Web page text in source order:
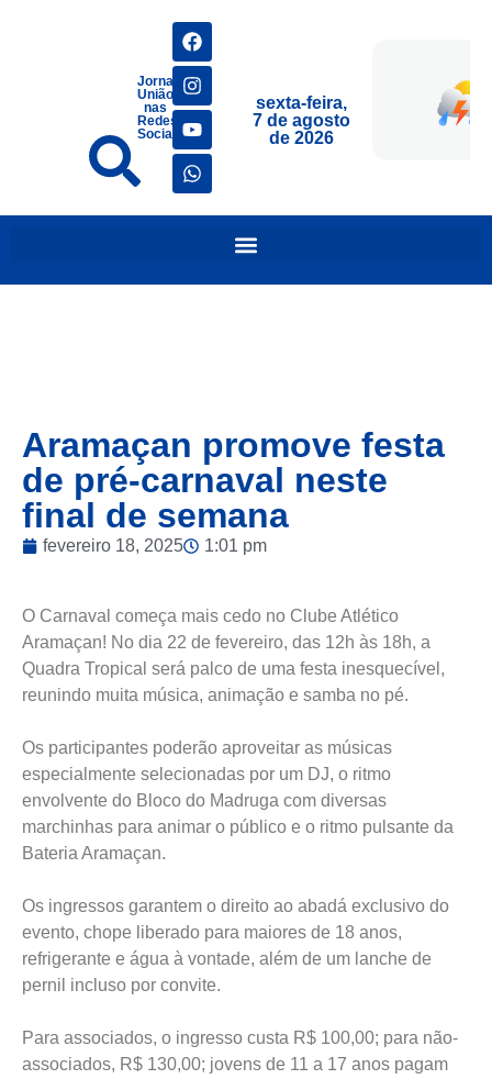
Jornais
União
nas
Redes
Sociais
sexta-feira,
7 de agosto
de 2026
Aramaçan promove festa
de pré-carnaval neste
final de semana
fevereiro 18, 2025 1:01 pm
O Carnaval começa mais cedo no Clube Atlético
Aramaçan! No dia 22 de fevereiro, das 12h às 18h, a
Quadra Tropical será palco de uma festa inesquecível,
reunindo muita música, animação e samba no pé.
Os participantes poderão aproveitar as músicas
especialmente selecionadas por um DJ, o ritmo
envolvente do Bloco do Madruga com diversas
marchinhas para animar o público e o ritmo pulsante da
Bateria Aramaçan.
Os ingressos garantem o direito ao abadá exclusivo do
evento, chope liberado para maiores de 18 anos,
refrigerante e água à vontade, além de um lanche de
pernil incluso por convite.
Para associados, o ingresso custa R$ 100,00; para não-
associados, R$ 130,00; jovens de 11 a 17 anos pagam